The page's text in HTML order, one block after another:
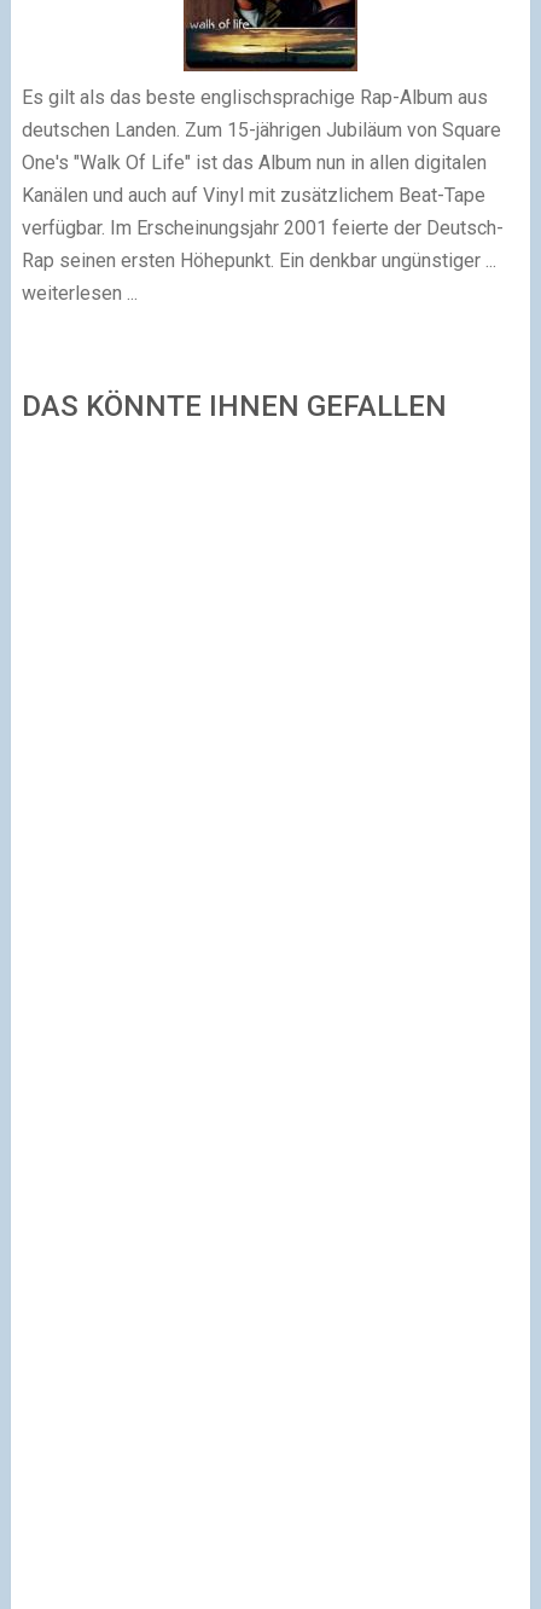
Es gilt als das beste englischsprachige Rap-Album aus
deutschen Landen. Zum 15-jährigen Jubiläum von Square
One's "Walk Of Life" ist das Album nun in allen digitalen
Kanälen und auch auf Vinyl mit zusätzlichem Beat-Tape
verfügbar. Im Erscheinungsjahr 2001 feierte der Deutsch-
Rap seinen ersten Höhepunkt. Ein denkbar ungünstiger ...
weiterlesen ...
DAS KÖNNTE IHNEN GEFALLEN